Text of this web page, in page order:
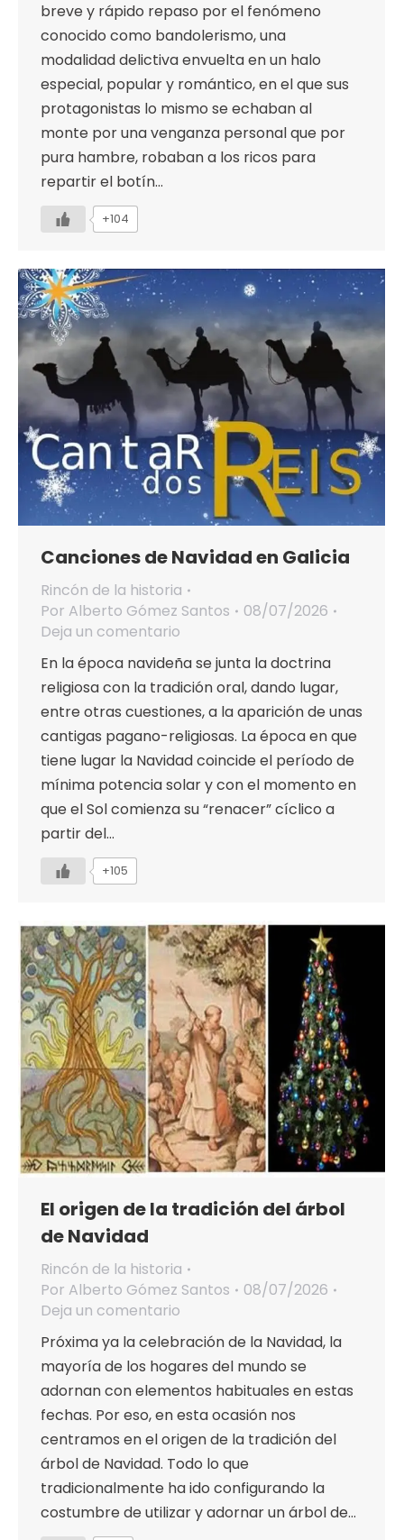
breve y rápido repaso por el fenómeno
conocido como bandolerismo, una
modalidad delictiva envuelta en un halo
especial, popular y romántico, en el que sus
protagonistas lo mismo se echaban al
monte por una venganza personal que por
pura hambre, robaban a los ricos para
repartir el botín…
+104
Canciones de Navidad en Galicia
Rincón de la historia
Por Alberto Gómez Santos
08/07/2026
Deja un comentario
En la época navideña se junta la doctrina
religiosa con la tradición oral, dando lugar,
entre otras cuestiones, a la aparición de unas
cantigas pagano-religiosas. La época en que
tiene lugar la Navidad coincide el período de
mínima potencia solar y con el momento en
que el Sol comienza su “renacer” cíclico a
partir del…
+105
El origen de la tradición del árbol
de Navidad
Rincón de la historia
Por Alberto Gómez Santos
08/07/2026
Deja un comentario
Próxima ya la celebración de la Navidad, la
mayoría de los hogares del mundo se
adornan con elementos habituales en estas
fechas. Por eso, en esta ocasión nos
centramos en el origen de la tradición del
árbol de Navidad. Todo lo que
tradicionalmente ha ido configurando la
costumbre de utilizar y adornar un árbol de…